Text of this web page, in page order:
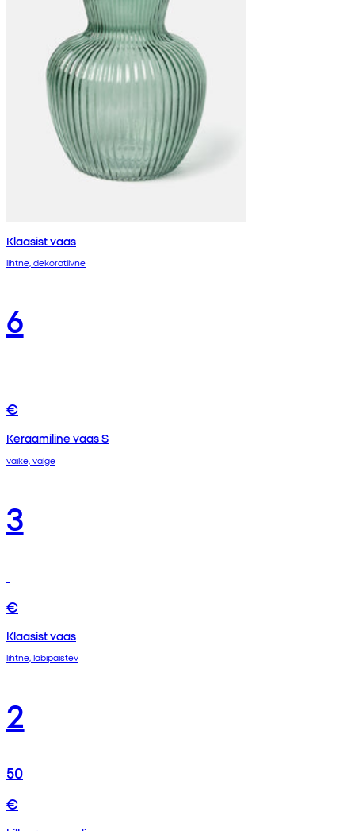
Klaasist vaas
lihtne, dekoratiivne
6
€
Keraamiline vaas S
väike, valge
3
€
Klaasist vaas
lihtne, läbipaistev
2
50
€